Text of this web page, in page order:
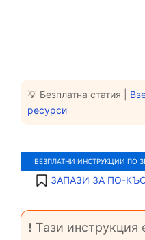
💡 Безплатна статия |
ресурси
БЕЗПЛАТНИ ИНСТРУКЦИИ ПО
ЗАПАЗИ ЗА ПО-
❗ Тази